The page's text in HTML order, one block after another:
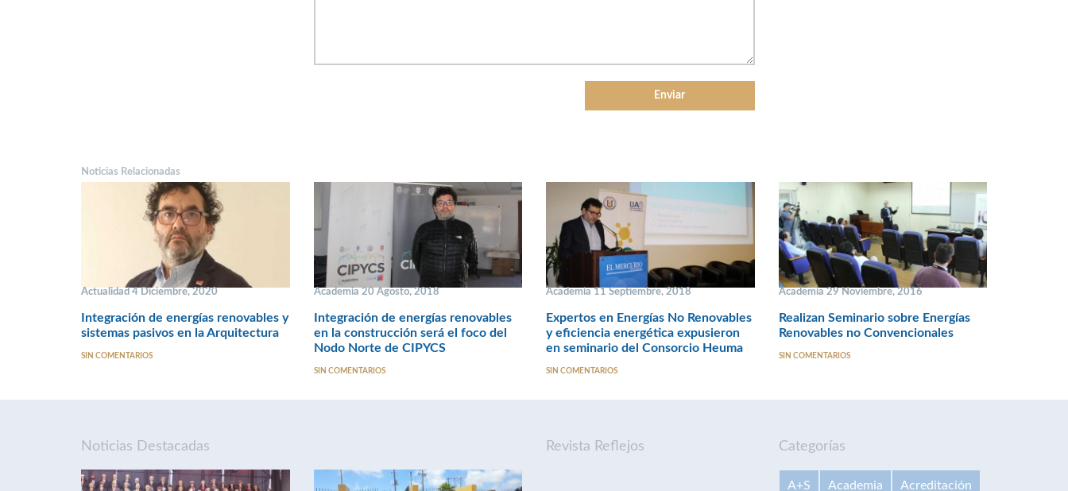
Noticias Relacionadas
Actualidad 4 Diciembre, 2020
Integración de energías renovables y
sistemas pasivos en la Arquitectura
SIN COMENTARIOS
Academia 20 Agosto, 2018
Integración de energías renovables
en la construcción será el foco del
Nodo Norte de CIPYCS
SIN COMENTARIOS
Academia 11 Septiembre, 2018
Expertos en Energías No Renovables
y eficiencia energética expusieron
en seminario del Consorcio Heuma
SIN COMENTARIOS
Academia 29 Noviembre, 2016
Realizan Seminario sobre Energías
Renovables no Convencionales
SIN COMENTARIOS
Noticias Destacadas Revista Reflejos Categorías
A+S Academia Acreditación